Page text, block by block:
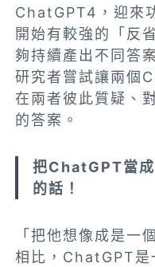
ChatGPT4，迎來
開始有較強的「反
夠持續產出不同答
研究者嘗試讓兩個
在兩者彼此質疑、
的答案。
把ChatGPT當成
的話！
「把他想像成是一
相比，ChatGPT是